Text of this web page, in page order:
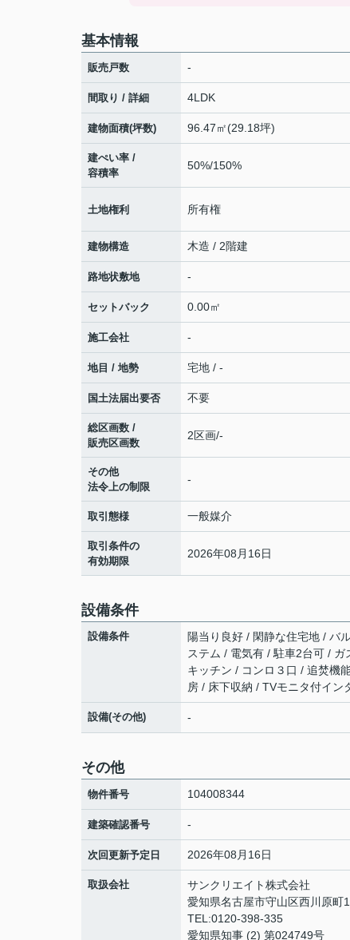
基本情報
販売戸数 -
間取り / 詳細 4LDK
建物面積(坪数) 96.47㎡(29.18坪)
建ぺい率 /
容積率
50%/150%
土地権利 所有権
建物構造 木造 / 2階建
路地状敷地 -
セットバック 0.00㎡
施工会社 -
地目 / 地勢 宅地 / -
国土法届出要否 不要
総区画数 /
販売区画数
2区画/-
その他
法令上の制限
-
取引態様 一般媒介
取引条件の
有効期限
2026年08月16日
設備条件
設備条件
陽当り良好 / 閑静な住宅地 / バ
ステム / 電気有 / 駐車2台可 /
キッチン / コンロ３口 / 追焚機
房 / 床下収納 / TVモニタ付イン
設備(その他) -
その他
物件番号 104008344
建築確認番号 -
次回更新予定日 2026年08月16日
取扱会社
サンクリエイト株式会社
愛知県名古屋市守山区西川原町
TEL:0120-398-335
愛知県知事 (2) 第024749号